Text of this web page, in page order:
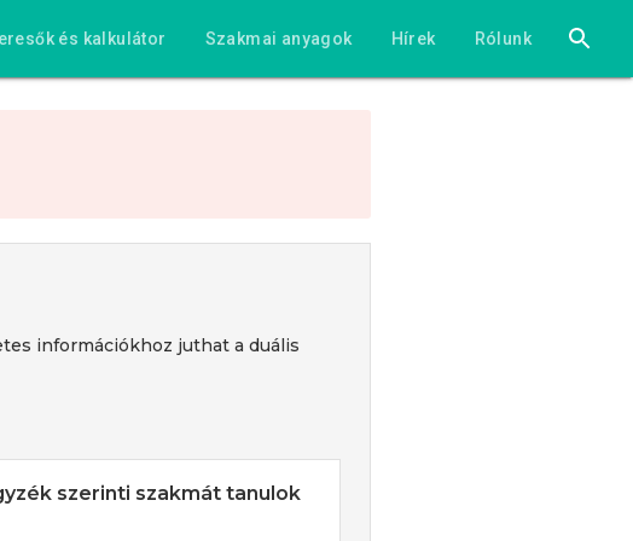
és kalkulátor Szakmai anyagok Hírek Rólunk
információkhoz juthat a duális
szerinti szakmát tanulok